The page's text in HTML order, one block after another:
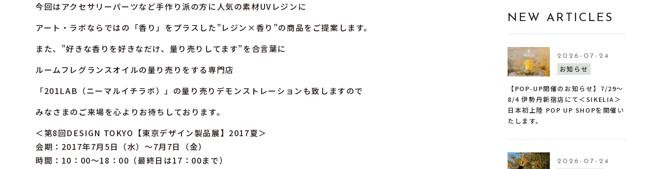
今回はアクセサリーパーツなど手作り派の方に人気の素材UVレジンに
アート・ラボならではの「香り」をプラスした”レジン×香り”の商品をご提案します。
また、”好きな香りを好きなだけ、量り売りしてます”を合言葉に
ルームフレグランスオイルの量り売りをする専門店
「201LAB（ニーマルイチラボ）」の量り売りデモンストレーションも致しますので
みなさまのご来場を心よりお待ちしております。
＜第8回DESIGN TOKYO【東京デザイン製品展】2017夏＞
会期：2017年7月5日（水）～7月7日（金）
時間：10：00～18：00（最終日は17：00まで）
NEW ARTICLES
2026-07-24
お知らせ
【POP-UP開催のお知らせ】7/29〜
8/4 伊勢丹新宿店にて＜SIKELIA＞
日本初上陸 POP UP SHOPを開催い
たします。
2026-07-24